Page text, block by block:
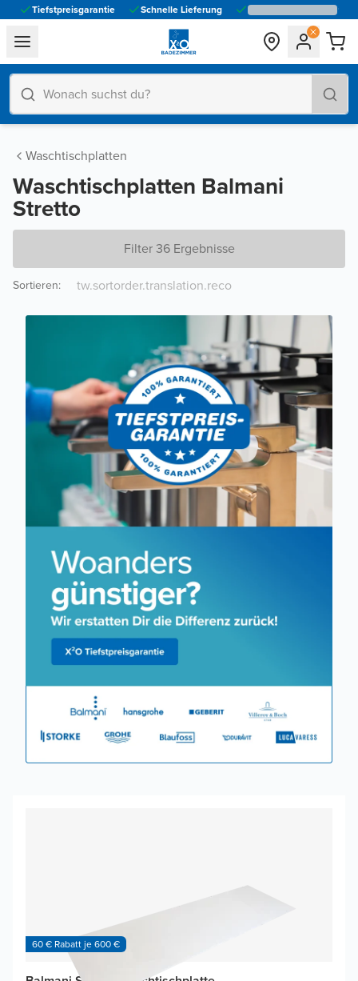
Tiefstpreisgarantie Schnelle Lieferung
general.navigation.toggle_menu.label
Waschtischplatten
Waschtischplatten Balmani
Stretto
Filter 36 Ergebnisse
Sortieren:
60 € Rabatt je 600 €